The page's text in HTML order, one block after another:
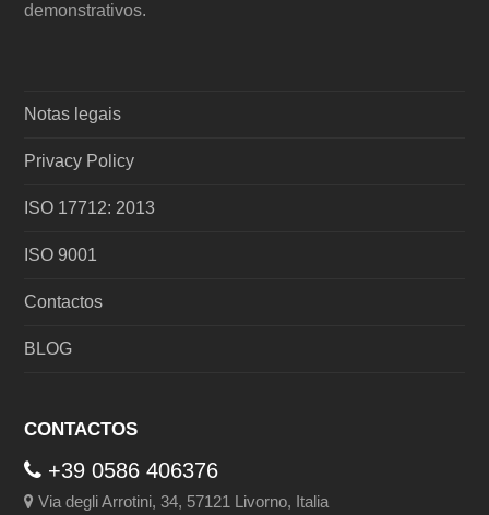
demonstrativos.
Notas legais
Privacy Policy
ISO 17712: 2013
ISO 9001
Contactos
BLOG
CONTACTOS
+39 0586 406376
Via degli Arrotini, 34, 57121 Livorno, Italia